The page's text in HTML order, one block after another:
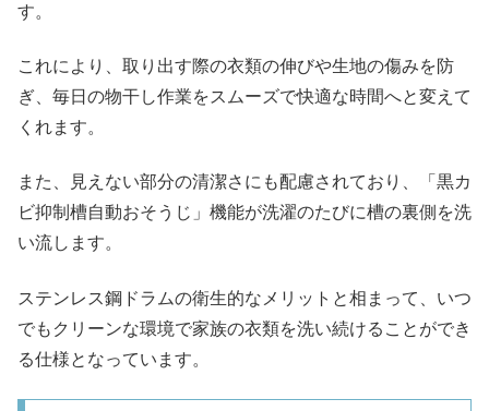
す。
これにより、取り出す際の衣類の伸びや生地の傷みを防
ぎ、毎日の物干し作業をスムーズで快適な時間へと変えて
くれます。
また、見えない部分の清潔さにも配慮されており、「黒カ
ビ抑制槽自動おそうじ」機能が洗濯のたびに槽の裏側を洗
い流します。
ステンレス鋼ドラムの衛生的なメリットと相まって、いつ
でもクリーンな環境で家族の衣類を洗い続けることができ
る仕様となっています。